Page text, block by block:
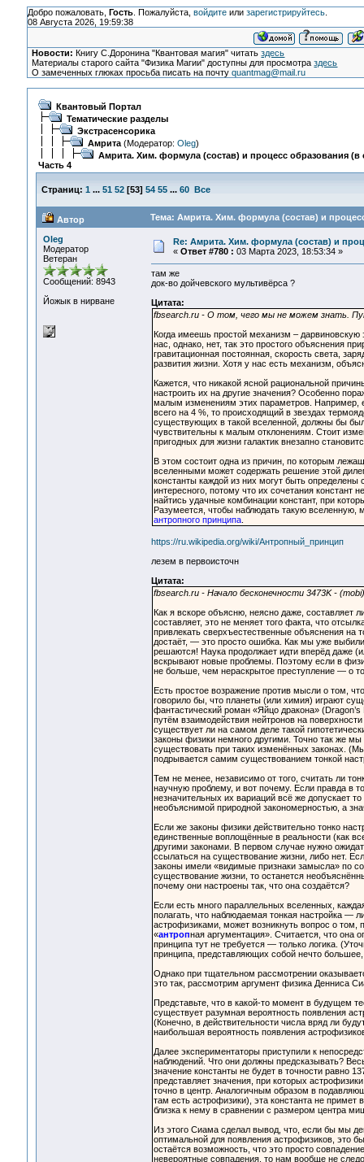
Добро пожаловать, Гость. Пожалуйста, войдитеили зарегистрируйтесь.
08 Августа 2026, 19:59:38
Новости: Книгу С.Доронина "Квантовая магия" читатьздесь
Материалы старого сайта "Физика Магии" доступны для просмотраздесь
О замеченных глюках просьба писать на почтуquantmag@mail.ru
Квантовый Портал
Тематические разделы
Экстрасенсорика
Амрита(Модератор: Oleg)
Амрита. Хим. формула (состав) и процесс образования (в
Часть 4
Страниц: 1 ... 51 52[53] 54 55 ... 60 Все
Автор Тема: Амрита. Хим. формула (состав) и
Oleg
Модератор
Ветеран
Сообщений: 8943
Йожык в нирване
Re: Амрита. Хим. формула (состав) и
« Ответ #780 : 03 Марта 2023, 18:53:34 »
там же
док-во дойчевского мультивёрса ?
Цитата:
fbsearch.ru - О том, чего мы не можем знать.
Когда имеешь простой механизм –
нас, однако, нет, так это простого объяснения
гравитационная постоянная, скорость света,
развития жизни. Хотя у нас есть механизм,
Кажется, что никакой ясной рациональной
настроить их на другие значения? Особенно
малым изменениям этих параметров. Например,
всего на 4 %, то происходящий в звездах
существующих в такой вселенной, должны бы
чувствительны к малым отклонениям. Стоит
пригодных для жизни галактик внезапно
В этом состоит одна из причин, по которым
вселенными может содержать решение этой
константы каждой из них могут быть
интересного, потому что их сочетания констант
найтись удачные комбинации констант, при
Разумеется, чтобы наблюдать такую вселенную,
антропного принципа.
https://ru.wikipedia.org/wiki/Антропный_принцип
лезем в первоисточн
Цитата:
fbsearch.ru - Начало бесконечности 3473K -
Как я вскоре объясню, неясно даже, составляет
составляет, это не меняет того факта, что
привлекать сверхъестественные объяснения на
достаёт, — это просто ошибка. Как мы уже
решаются! Наука продолжает идти вперёд даже
вскрывают новые проблемы. Поэтому если в
не больше, чем нераскрытое преступление — о
Есть простое возражение против мысли о том,
говорило бы, что планеты (или химия) играют
фантастический роман «Яйцо дракона»
путём взаимодействия нейтронов на
существует ли на самом деле такой
законы физики немного другими. Точно так же
существовать при таких изменённых законах.
подрывается самим существованием тонкой
Тем не менее, независимо от того, считать ли
научную проблему, и вот почему. Если правда в
незначительных их вариаций всё же допускает
необъяснимой природной закономерностью, а
Если же законы физики действительно тонко
единственные воплощённые в реальности (как
другими законами. В первом случае нужно
ссылаться на существование жизни, либо нет.
законы имели «видимые признаки замысла» по
существование жизни, то останется
почему они настроены так, что она создаётся?
Если есть много параллельных вселенных,
полагать, что наблюдаемая тонкая настройка —
астрофизиками, может возникнуть вопрос о том,
«антропная аргументация». Считается, что она
принципа тут не требуется — только логика.
принципа, представляющих собой нечто
Однако при тщательном рассмотрении
это так, рассмотрим аргумент физика Денниса
Представьте, что в какой-то момент в будущем
существует разумная вероятность появления
(Конечно, в действительности числа вряд ли
наибольшая вероятность появления
Далее экспериментаторы приступили к
наблюдений. Что они должны предсказывать?
значение константы не будет в точности равно
представляет значения, при которых
точно в центр. Аналогичным образом в
там есть астрофизики), эта константа не
близка к нему в сравнении с размером центра
Из этого Сиама сделал вывод, что, если бы мы
оптимальной для появления астрофизиков, это
остаётся возможность, что это просто
невероятные совпадения, то нам вообще не